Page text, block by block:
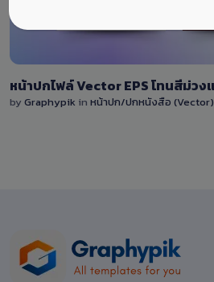
by Graphypik in หน้าปก/ปกหนังสือ (Vector)